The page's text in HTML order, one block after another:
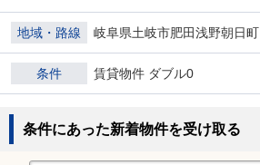
地域・路線 岐阜県土岐市肥田浅野朝日町
条件 賃貸物件 ダブル0
条件にあった新着物件を受け取る